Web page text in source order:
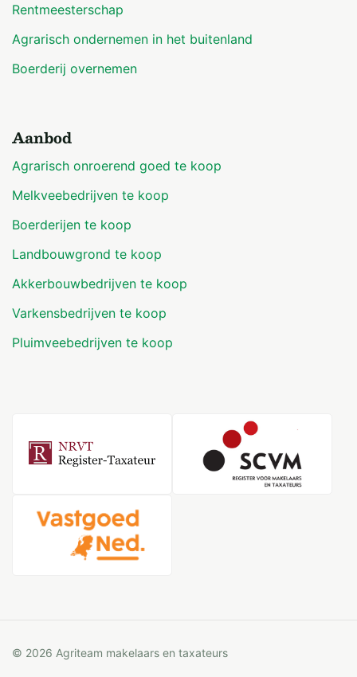
Rentmeesterschap
Agrarisch ondernemen in het buitenland
Boerderij overnemen
Aanbod
Agrarisch onroerend goed te koop
Melkveebedrijven te koop
Boerderijen te koop
Landbouwgrond te koop
Akkerbouwbedrijven te koop
Varkensbedrijven te koop
Pluimveebedrijven te koop
© 2026 Agriteam makelaars en taxateurs